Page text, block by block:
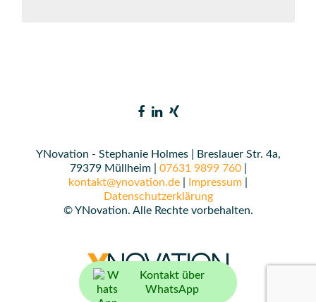
YNovation - Stephanie Holmes | Breslauer Str. 4a,
79379 Müllheim | 07631 9899 760|
kontakt@ynovation.de
Impressum
Datenschutzerklärung
© YNovation. Alle Rechte vorbehalten.
Kontakt über
WhatsApp